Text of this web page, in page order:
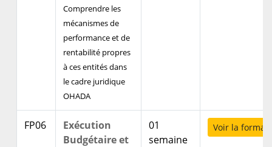
Comprendre les
mécanismes de
performance et de
rentabilité propres
à ces entités dans
le cadre juridique
OHADA
FP06
Exécution
Budgétaire et
01
semaine
Voir la